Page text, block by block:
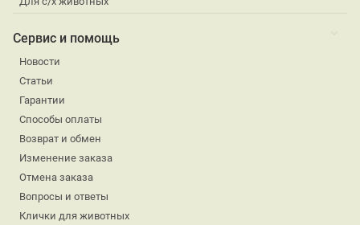
Сервис и помощь
Новости
Статьи
Гарантии
Способы оплаты
Возврат и обмен
Изменение заказа
Отмена заказа
Вопросы и ответы
Клички для животных